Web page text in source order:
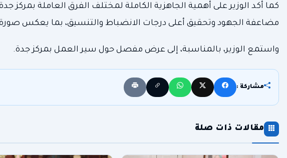
كما أكد الوزير على أهمية الجاهزية الكاملة لمختلف الفرق العاملة بمركز
مضاعفة الجهود وتحقيق أعلى درجات الانضباط والتنسيق، بما يعكس
واستمع الوزير، بالمناسبة، إلى عرض مفصل حول سير العمل بمركز جدة.
مشاركة :
مقالات ذات صلة